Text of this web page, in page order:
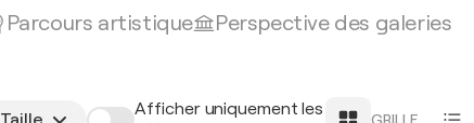
Parcours artistique Perspective des galeries
Afficher uniquement les
GRILLE